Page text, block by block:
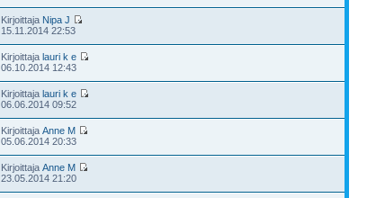
Kirjoittaja Nipa J
15.11.2014 22:53
Kirjoittajalauri k e
06.10.2014 12:43
Kirjoittajalauri k e
06.06.2014 09:52
KirjoittajaAnne M
05.06.2014 20:33
KirjoittajaAnne M
23.05.2014 21:20